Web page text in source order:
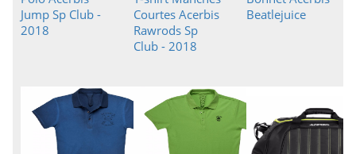
Jump Sp Club -
2018
Courtes Acerbis
Rawrods Sp
Club - 2018
Beatlejuice